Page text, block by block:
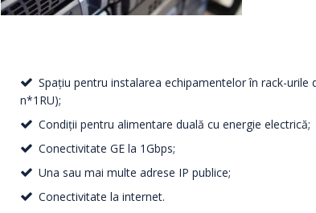
Spațiu pentru instalarea echipamentelor în rack-urile
n*1RU);
Condiţii pentru alimentare duală cu energie electrică;
Conectivitate GE la 1Gbps;
Una sau mai multe adrese IP publice;
Conectivitate la internet.